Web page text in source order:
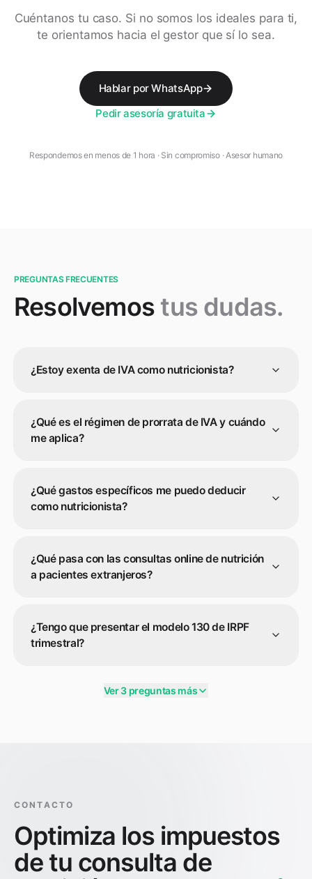
Cuéntanos tu caso. Si no somos los ideales para ti,
te orientamos hacia el gestor que sí lo sea.
Hablar por WhatsApp
Pedir asesoría gratuita
Respondemos en menos de 1 hora · Sin compromiso · Asesor humano
PREGUNTAS FRECUENTES
Resolvemos tus dudas.
¿Estoy exenta de IVA como nutricionista?
¿Qué es el régimen de prorrata de IVA y cuándo
me aplica?
¿Qué gastos específicos me puedo deducir
como nutricionista?
¿Qué pasa con las consultas online de nutrición
a pacientes extranjeros?
¿Tengo que presentar el modelo 130 de IRPF
trimestral?
Ver 3 preguntas más
CONTACTO
Optimiza los impuestos
de tu consulta de